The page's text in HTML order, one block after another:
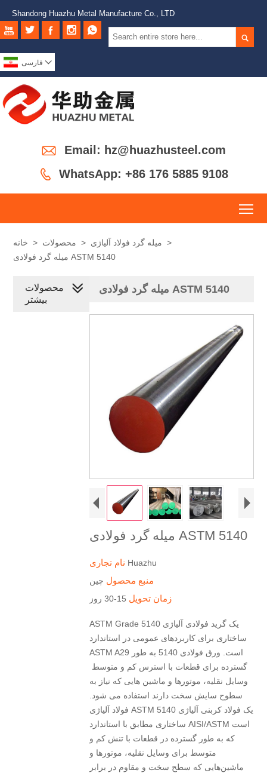
Shandong Huazhu Metal Manufacture Co., LTD

    
فارسی 
 Email: hz@huazhusteel.com
 WhatsApp: +86 176 5885 9108
خانه > محصولات > میله گرد فولاد آلیاژی >
میله گرد فولادی ASTM 5140
میله گرد فولادی ASTM 5140
میله گرد فولادی ASTM 5140
Huazhu
منبع محصول چین
زمان تحویل 15-30 روز
ASTM Grade 5140 یک گرید فولادی آلیاژی
ساختاری برای کاربردهای عمومی در استاندارد
ASTM A29 است. ورق فولادی 5140 به طور
گسترده برای قطعات با استرس کم و متوسط ​​
وسایل نقلیه، موتورها و ماشین هایی که نیاز به
سطوح سایش سخت دارند استفاده می شود.
فولاد آلیاژی ASTM 5140 یک فولاد کربنی آلیاژی
ساختاری مطابق با استاندارد AISI/ASTM است
که به طور گسترده در قطعات با تنش کم و
متوسط ​​برای وسایل نقلیه، موتورها و
ماشین‌هایی که سطح سخت و مقاوم در برابر
محصولات
بیشتر